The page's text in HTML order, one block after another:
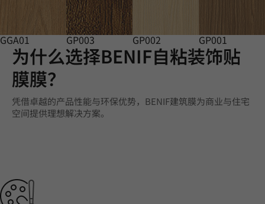
GGA01 GP003 GP002 GP001
为什么选择BENIF自粘装饰贴
膜膜？
凭借卓越的产品性能与环保优势，BENIF建筑膜为商业与住宅
空间提供理想解决方案。